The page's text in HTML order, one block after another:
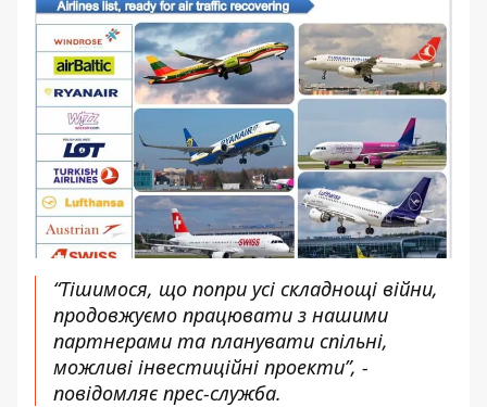
“Тішимося, що попри усі складнощі війни,
продовжуємо працювати з нашими
партнерами та планувати спільні,
можливі інвестиційні проекти”, -
повідомляє прес-служба.